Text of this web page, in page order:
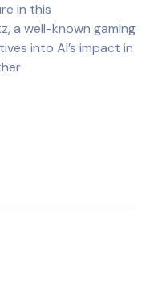
in this
a well-known gaming
into AI’s impact in